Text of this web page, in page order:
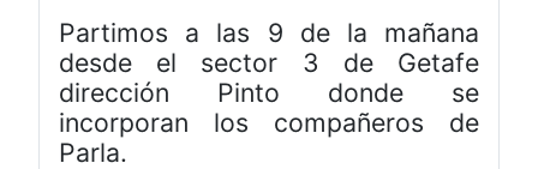
Partimos a las 9 de la mañana
desde el sector 3 de Getafe
dirección Pinto donde se
incorporan los compañeros de
Parla.